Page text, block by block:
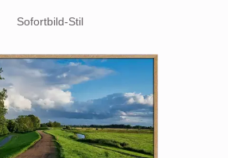
Sofortbild-Stil